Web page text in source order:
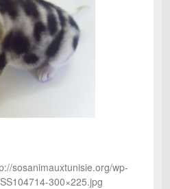
sosanimauxtunisie.org/wp-
300×225.jpg